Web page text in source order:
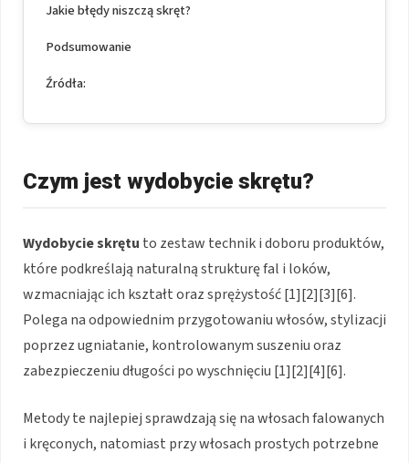
Jakie błędy niszczą skręt?
Podsumowanie
Źródła:
Czym jest wydobycie skrętu?
Wydobycie skrętu to zestaw technik i doboru produktów,
które podkreślają naturalną strukturę fal i loków,
wzmacniając ich kształt oraz sprężystość [1][2][3][6].
Polega na odpowiednim przygotowaniu włosów, stylizacji
poprzez ugniatanie, kontrolowanym suszeniu oraz
zabezpieczeniu długości po wyschnięciu [1][2][4][6].
Metody te najlepiej sprawdzają się na włosach falowanych
i kręconych, natomiast przy włosach prostych potrzebne